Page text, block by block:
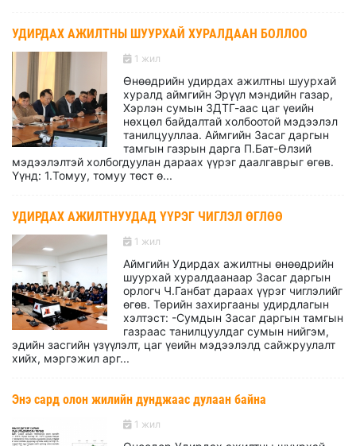
УДИРДАХ АЖИЛТНЫ ШУУРХАЙ ХУРАЛДААН БОЛЛОО
1 жил
Өнөөдрийн удирдах ажилтны шуурхай
хуралд аймгийн Эрүүл мэндийн газар,
Хэрлэн сумын ЗДТГ-аас цаг үеийн
нөхцөл байдалтай холбоотой мэдээлэл
танилцууллаа. Аймгийн Засаг даргын
тамгын газрын дарга П.Бат-Өлзий
мэдээлэлтэй холбогдуулан дараах үүрэг даалгаврыг өгөв.
Үүнд: 1.Томуу, томуу төст ө...
УДИРДАХ АЖИЛТНУУДАД ҮҮРЭГ ЧИГЛЭЛ ӨГЛӨӨ
1 жил
Аймгийн Удирдах ажилтны өнөөдрийн
шуурхай хуралдаанаар Засаг даргын
орлогч Ч.Ганбат дараах үүрэг чиглэлийг
өгөв. Төрийн захиргааны удирдлагын
хэлтэст: -Сумдын Засаг даргын тамгын
газраас танилцуулдаг сумын нийгэм,
эдийн засгийн үзүүлэлт, цаг үeийн мэдээлэлд сайжруулалт
хийх, мэргэжил арг...
Энэ сард олон жилийн дунджаас дулаан байна
1 жил